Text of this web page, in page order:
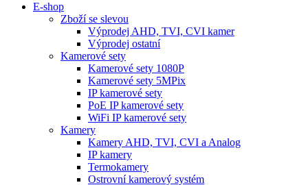
E-shop
Zboží se slevou
Výprodej AHD, TVI, CVI kamer
Výprodej ostatní
Kamerové sety
Kamerové sety 1080P
Kamerové sety 5MPix
IP kamerové sety
PoE IP kamerové sety
WiFi IP kamerové sety
Kamery
Kamery AHD, TVI, CVI a Analog
IP kamery
Termokamery
Ostrovní kamerový systém